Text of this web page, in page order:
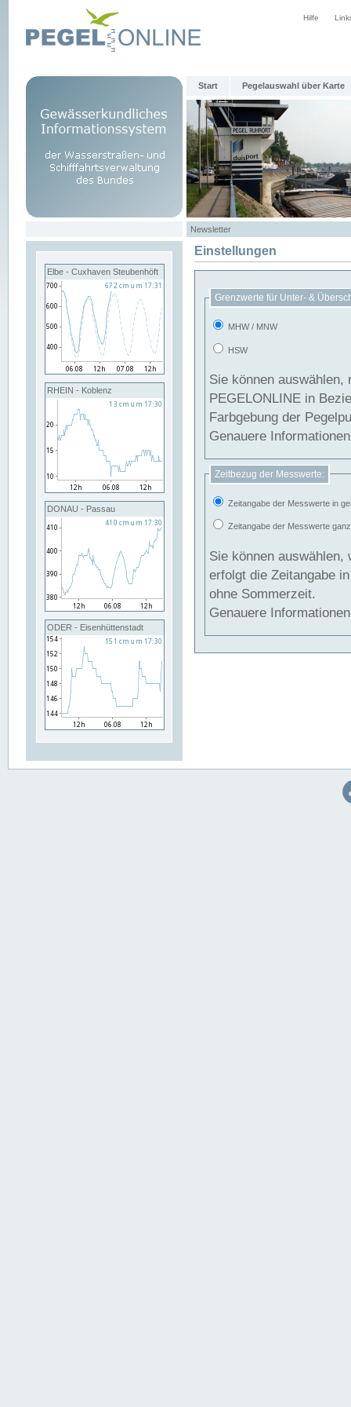
Hilfe
Start Pegelauswahl über Karte
Newsletter
Elbe - Cuxhaven Steubenhöft
RHEIN - Koblenz
DONAU - Passau
ODER - Eisenhüttenstadt
Einstellungen
Grenzwerte für Unter- &
MHW / MNW
HSW
Sie können
PEGELONLINE in Beziehung
Farbgebung der
Genauere
Zeitbezug der Messwerte:
Zeitangabe der Messwerte in
Zeitangabe der Messwerte
Sie können auswählen,
erfolgt die Zeitangabe
ohne Sommerzeit.
Genauere